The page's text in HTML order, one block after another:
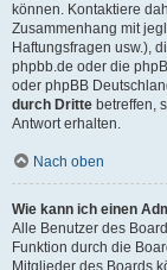
können. Kontaktiere
Zusammenhang mit
Haftungsfragen usw.),
phpbb.de oder die
oder phpBB
durch Dritte betreffen,
Antwort erhalten.
Nach oben
Wie kann ich einen
Alle Benutzer des
Funktion durch die
Mitglieder des Boards